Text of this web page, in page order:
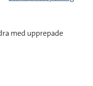
med upprepade